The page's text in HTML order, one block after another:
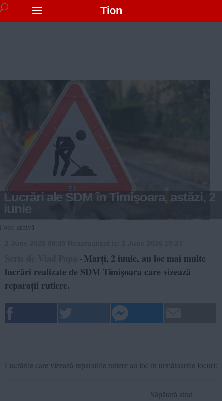
Tion
Lucrări ale SDM în Timișoara, astăzi, 2
iunie
Foto: arhivă
- Marți, 2 iunie, au loc mai multe
lucrări realizate de SDM Timișoara care vizează
reparații rutiere.
Lucrările care vizează reparațiile rutiere au loc în următoarele locuri:
Săpătură strat